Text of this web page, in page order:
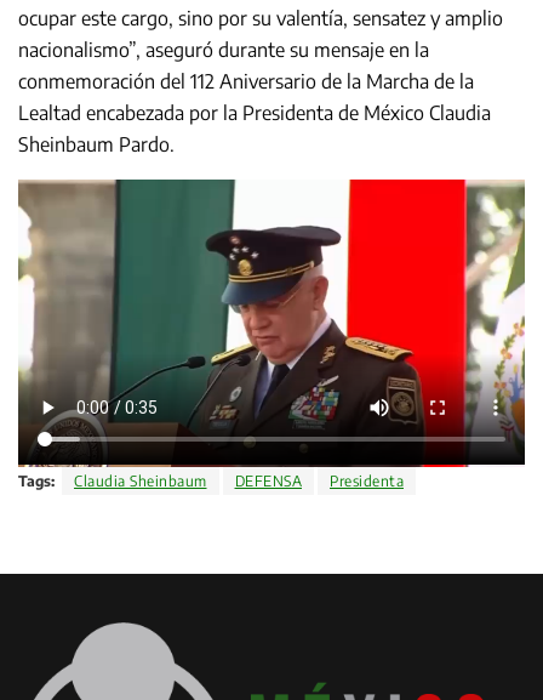
ocupar este cargo, sino por su valentía, sensatez y amplio
nacionalismo”, aseguró durante su mensaje en la
conmemoración del 112 Aniversario de la Marcha de la
Lealtad encabezada por la Presidenta de México Claudia
Sheinbaum Pardo.
Tags: Claudia Sheinbaum DEFENSA Presidenta